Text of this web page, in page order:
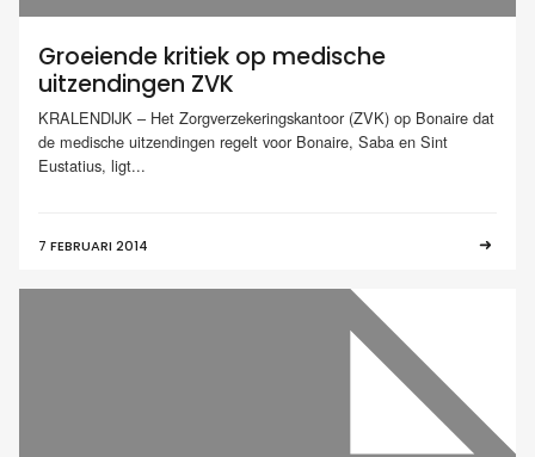
Groeiende kritiek op medische
uitzendingen ZVK
KRALENDIJK – Het Zorgverzekeringskantoor (ZVK) op Bonaire dat
de medische uitzendingen regelt voor Bonaire, Saba en Sint
Eustatius, ligt...
7 FEBRUARI 2014